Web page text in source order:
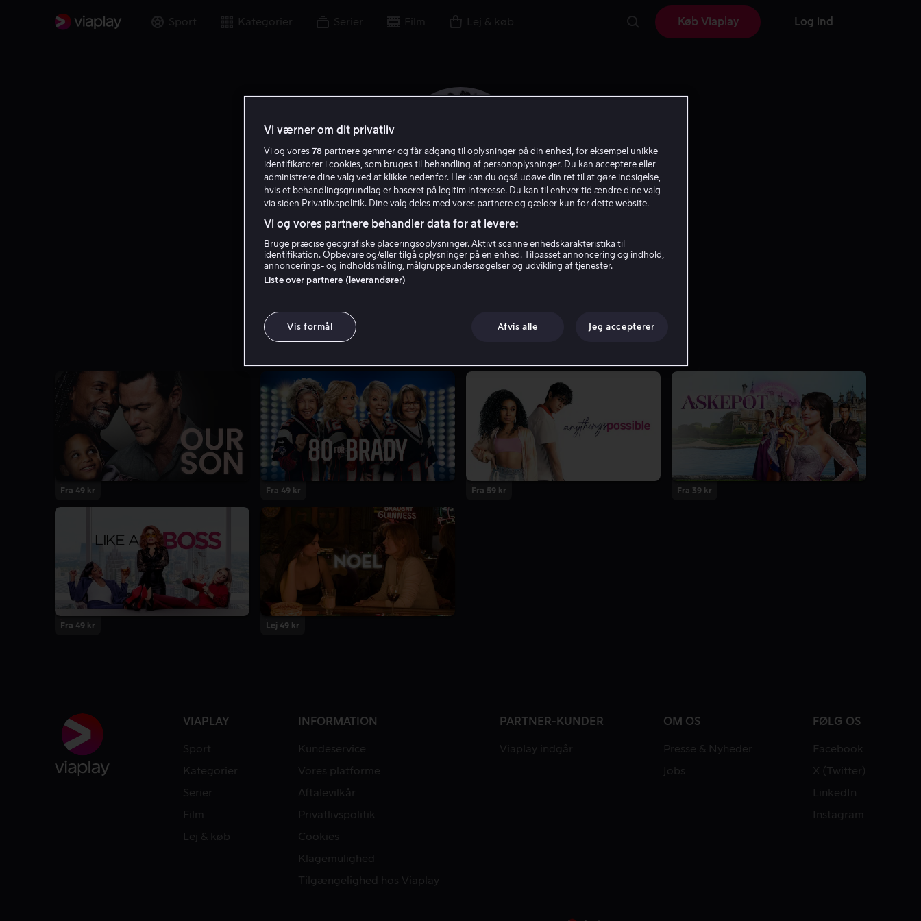
Sport Kategorier Serier Film Lej & køb Køb Viaplay Log ind
Billy Porter
Skuespiller
Fra 49 kr Fra 49 kr Fra 59 kr Fra 39 kr
Fra 49 kr Lej 49 kr
VIAPLAY
Sport
Kategorier
Serier
Film
Lej & køb
INFORMATION
Kundeservice
Vores platforme
Aftalevilkår
Privatlivspolitik
Cookies
Klagemulighed
Tilgængelighed hos Viaplay
PARTNER-KUNDER
Viaplay indgår
OM OS
Presse & Nyheder
Jobs
FØLG OS
Facebook
X (Twitter)
LinkedIn
Instagram
Vi værner om dit privatliv
Vi og vores 78 partnere gemmer og får adgang til oplysninger på din enhed, for eksempel unikke
identifikatorer i cookies, som bruges til behandling af personoplysninger. Du kan acceptere eller
administrere dine valg ved at klikke nedenfor. Her kan du også udøve din ret til at gøre indsigelse,
hvis et behandlingsgrundlag er baseret på legitim interesse. Du kan til enhver tid ændre dine valg
via siden Privatlivspolitik. Dine valg deles med vores partnere og gælder kun for dette website.
Vi og vores partnere behandler data for at levere:
Bruge præcise geografiske placeringsoplysninger. Aktivt scanne enhedskarakteristika til
identifikation. Opbevare og/eller tilgå oplysninger på en enhed. Tilpasset annoncering og indhold,
annoncerings- og indholdsmåling, målgruppeundersøgelser og udvikling af tjenester.
Liste over partnere (leverandører)
Vis formål Afvis alle Jeg accepterer